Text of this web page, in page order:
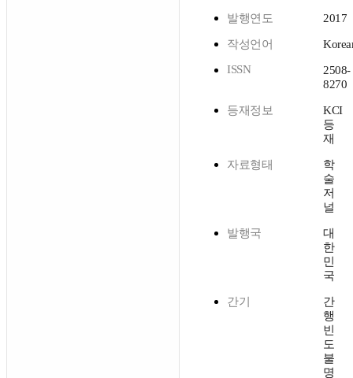
발행연도 2017
작성언어
ISSN
2508-
8270
등재정보
KCI
등
재
자료형태
학
술
저
널
발행국
대
한
민
국
간기
간
행
빈
도
불
명